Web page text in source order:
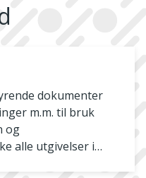
dokumenter
m.m. til bruk
og
alle utgivelser i